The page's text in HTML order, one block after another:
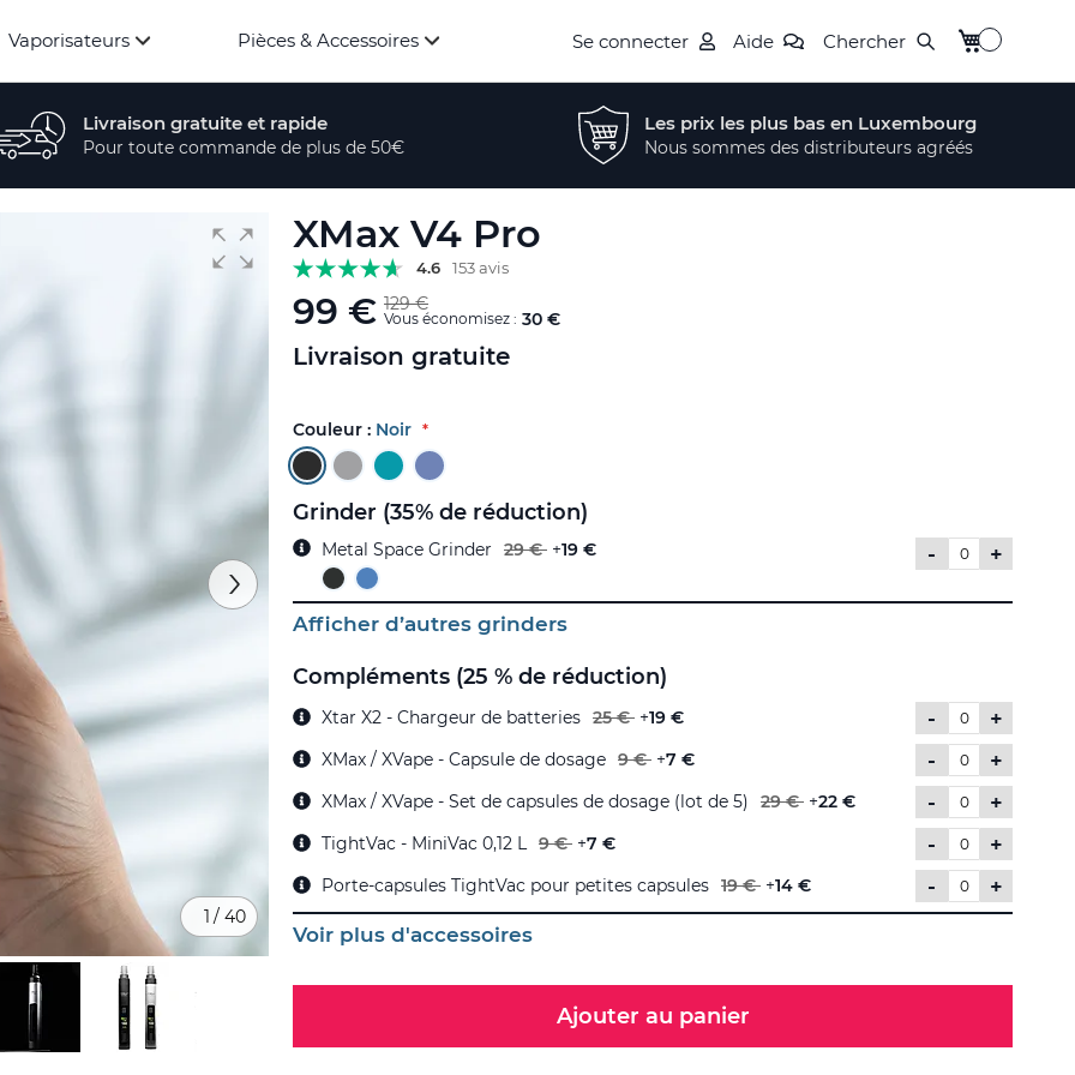
Vaporisateurs Pièces & Accessoires Se connecter Aide Chercher Mon panier
Livraison gratuite et rapide
Pour toute commande de plus de 50€
Les prix les plus bas en Luxembourg
Nous sommes des distributeurs agréés
XMax V4 Pro
4.6 153 avis
99 € 129 €
Vous économisez : 30 €
Livraison gratuite
Couleur : Noir
Grinder (35% de réduction)
-
+
Metal Space Grinder 29 € +19 €
Afficher d’autres grinders
Compléments (25 % de réduction)
-
+
Xtar X2 - Chargeur de batteries 25 € +19 €
- +
XMax / XVape - Capsule de dosage 9 € +7 €
- +
XMax / XVape - Set de capsules de dosage (lot de 5) 29 € +22 €
- +
TightVac - MiniVac 0,12 L 9 € +7 €
- +
Porte-capsules TightVac pour petites capsules 19 € +14 €
Voir plus d'accessoires
Ajouter au panier
1 / 40